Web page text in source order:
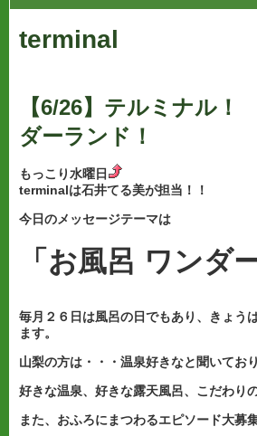
terminal
【6/26】テルミナル
ダーランド！
もっこり水曜日
terminalは石井てる美が担当！！
今日のメッセージテーマは
「お風呂 ワンダ
毎月２６日は風呂の日でもあり、きょう
ます。
山梨の方は・・・温泉好きなと聞いており
好きな温泉、好きな露天風呂、こだわり
また、おふろにまつわるエピソード大募